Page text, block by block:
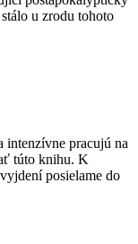
u zrodu tohoto
pracujú na
túto knihu. K
posielame do